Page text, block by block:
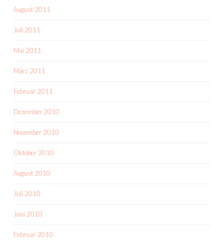
August 2011
Juli 2011
Mai 2011
März 2011
Februar 2011
Dezember 2010
November 2010
Oktober 2010
August 2010
Juli 2010
Juni 2010
Februar 2010